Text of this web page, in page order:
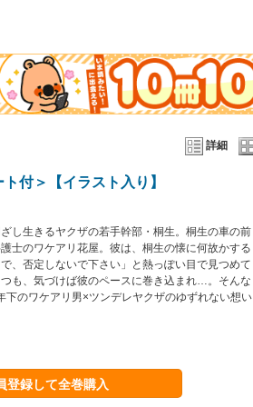
詳細
付＞【イラスト入り】
し生きるヤクザの若手幹部・桐生。桐生の車の前
士のワケアリ花屋。彼は、桐生の懐に何故かする
、否定しないで下さい」と熱っぽい目で見つめて
も、気づけば彼のペースに巻き込まれ…。そんな
のワケアリ男×ツンデレヤクザのゆずれない想い
登録して全巻購入